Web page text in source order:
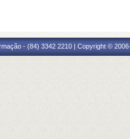
- (84) 3342 2210 | Copyright ©